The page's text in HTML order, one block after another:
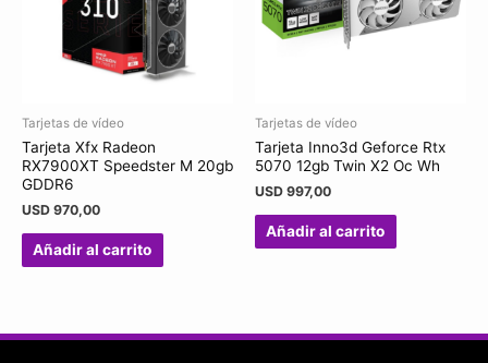
Tarjetas de vídeo
Tarjeta Xfx Radeon
RX7900XT Speedster M 20gb
GDDR6
USD 970,00
Añadir al carrito
Tarjetas de vídeo
Tarjeta Inno3d Geforce Rtx
5070 12gb Twin X2 Oc Wh
USD 997,00
Añadir al carrito